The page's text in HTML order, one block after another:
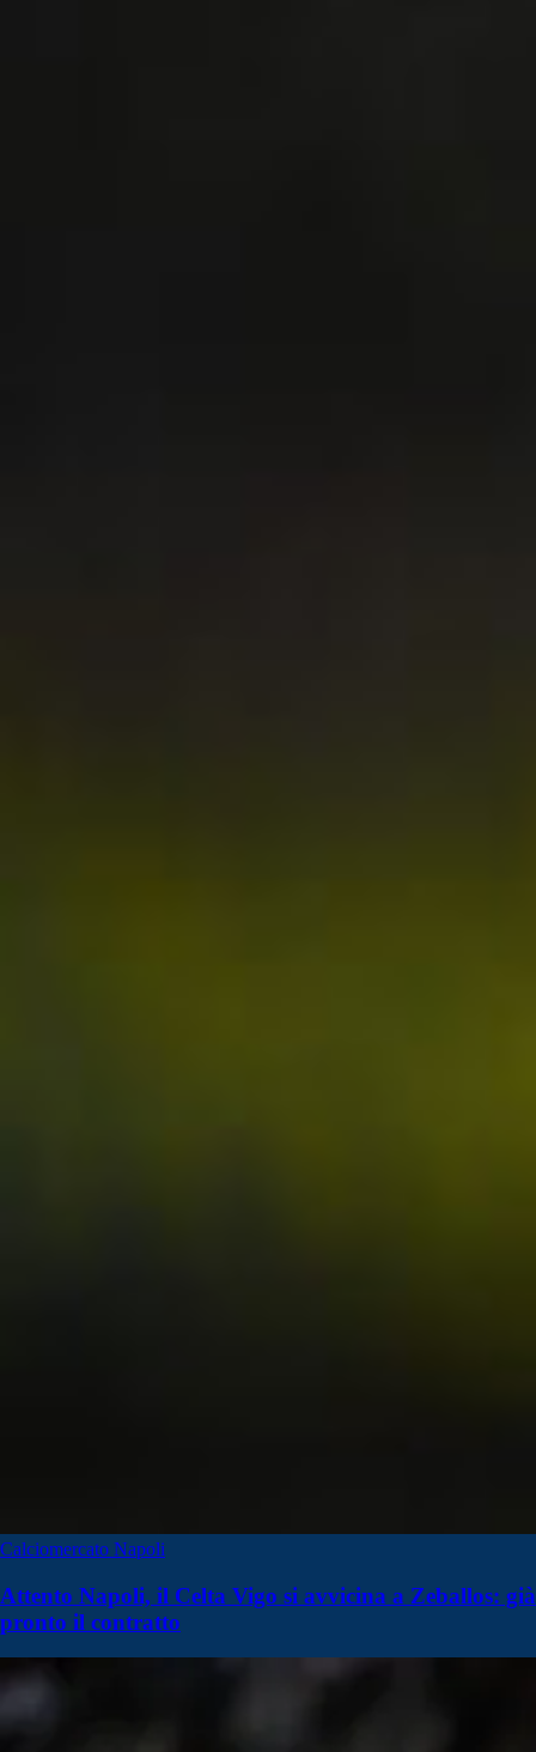
Calciomercato Napoli
Attento Napoli, il Celta Vigo si avvicina a Zeballos: già
pronto il contratto